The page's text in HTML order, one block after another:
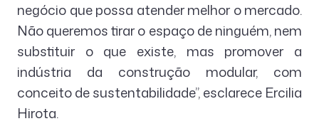
negócio que possa atender melhor o mercado.
Não queremos tirar o espaço de ninguém, nem
substituir o que existe, mas promover a
indústria da construção modular, com
conceito de sustentabilidade”, esclarece Ercilia
Hirota.